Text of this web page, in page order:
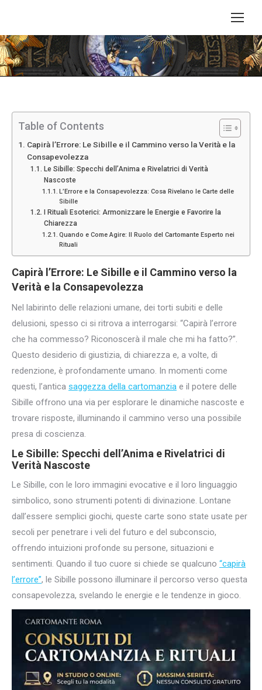
Tu sei qui:
Table of Contents
Capirà l’Errore: Le Sibille e il Cammino verso la Verità e la
Consapevolezza
Le Sibille: Specchi dell’Anima e Rivelatrici di Verità
Nascoste
L’Errore e la Consapevolezza: Cosa Rivelano le Carte delle
Sibille
I Rituali Esoterici: Armonizzare le Energie e Favorire la
Chiarezza
Quando e Come Agire: Il Ruolo del Cartomante Esperto nei
Rituali
Capirà l’Errore: Le Sibille e il Cammino verso la
Verità e la Consapevolezza
Nel labirinto delle relazioni umane, dei torti subiti e delle
delusioni, spesso ci si ritrova a interrogarsi: “Capirà l’errore
che ha commesso? Riconoscerà il male che mi ha fatto?”.
Questo desiderio di giustizia, di chiarezza e, a volte, di
redenzione, è profondamente umano. In momenti come
questi, l’antica saggezza della cartomanzia e il potere delle
Sibille offrono una via per esplorare le dinamiche nascoste e
trovare risposte, illuminando il cammino verso una possibile
presa di coscienza.
Le Sibille: Specchi dell’Anima e Rivelatrici di
Verità Nascoste
Le Sibille, con le loro immagini evocative e il loro linguaggio
simbolico, sono strumenti potenti di divinazione. Lontane
dall’essere semplici giochi, queste carte sono state usate per
secoli per penetrare i veli del futuro e del subconscio,
offrendo intuizioni profonde su persone, situazioni e
sentimenti. Quando il tuo cuore si chiede se qualcuno “capirà
l’errore”, le Sibille possono illuminare il percorso verso questa
consapevolezza, svelando le energie e le tendenze in gioco.